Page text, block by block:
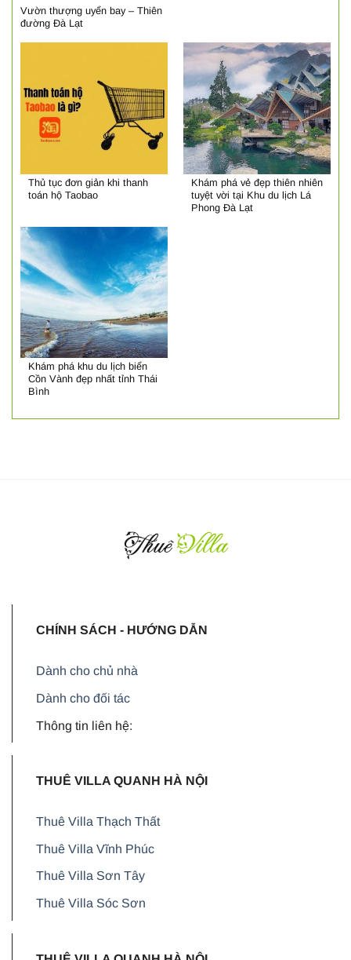
Vườn thượng uyển bay – Thiên
đường Đà Lạt
Thủ tục đơn giản khi thanh
toán hộ Taobao
Khám phá vẻ đẹp thiên nhiên
tuyệt vời tại Khu du lịch Lá
Phong Đà Lạt
Khám phá khu du lịch biển
Cồn Vành đẹp nhất tỉnh Thái
Bình
CHÍNH SÁCH - HƯỚNG DẪN
Dành cho chủ nhà
Dành cho đối tác
Thông tin liên hệ:
THUÊ VILLA QUANH HÀ NỘI
Thuê Villa Thạch Thất
Thuê Villa Vĩnh Phúc
Thuê Villa Sơn Tây
Thuê Villa Sóc Sơn